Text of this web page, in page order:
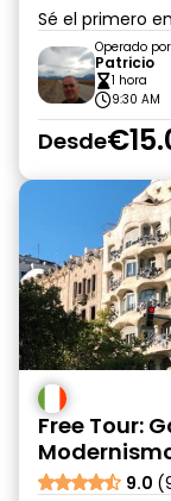
Sé el primero
Operado por
Patricio
1 hora
9:30 AM
Desde
Free Tour:
9.0